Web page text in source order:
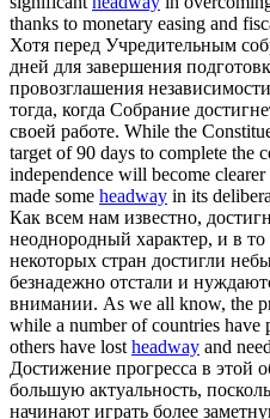
thanks to monetary easing and
Хотя перед Учредительным
дней для завершения
провозглашения
тогда, когда Собрание
своей работе. While the
target of 90 days to complete the
independence will become
made some headway in its
Как всем нам известно,
неоднородный характер, и в
некоторых стран достигли
безнадежно отстали и
внимании. As we all know, the
while a number of countries have
others have lostheadway and
Достижение прогресса в этой
большую актуальность,
начинают играть более